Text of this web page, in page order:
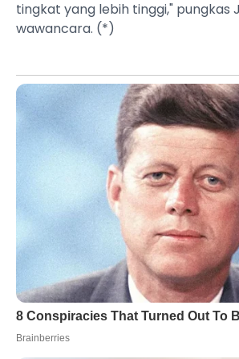
tingkat yang lebih tinggi," pungkas
wawancara. (*)